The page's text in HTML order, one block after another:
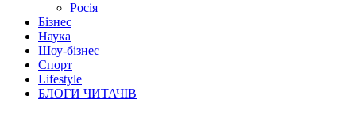
Росія
Бізнес
Наука
Шоу-бізнес
Спорт
Lifestyle
БЛОГИ ЧИТАЧІВ